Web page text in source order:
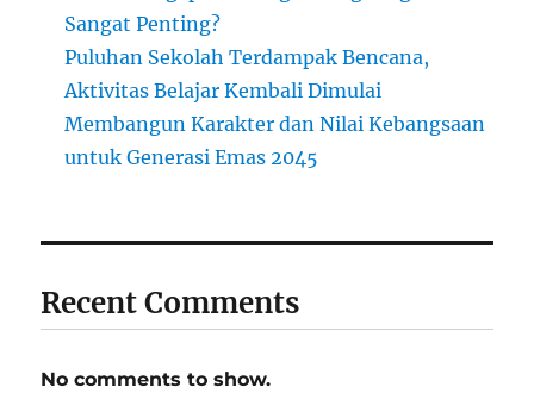
Sangat Penting?
Puluhan Sekolah Terdampak Bencana,
Aktivitas Belajar Kembali Dimulai
Membangun Karakter dan Nilai Kebangsaan
untuk Generasi Emas 2045
Recent Comments
No comments to show.